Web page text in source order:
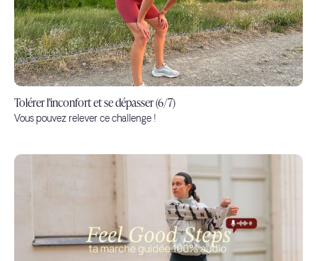
Tolérer l'inconfort et se dépasser (6/7)
Vous pouvez relever ce challenge !